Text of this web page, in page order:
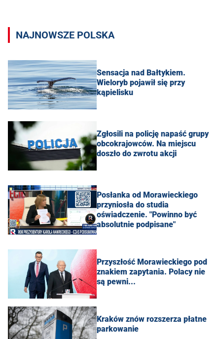
NAJNOWSZE POLSKA
Sensacja nad Bałtykiem.
Wieloryb pojawił się przy
kąpielisku
Zgłosili na policję napaść grupy
obcokrajowców. Na miejscu
doszło do zwrotu akcji
Posłanka od Morawieckiego
przyniosła do studia
oświadczenie. "Powinno być
absolutnie podpisane"
Przyszłość Morawieckiego pod
znakiem zapytania. Polacy nie
są pewni...
Kraków znów rozszerza płatne
parkowanie